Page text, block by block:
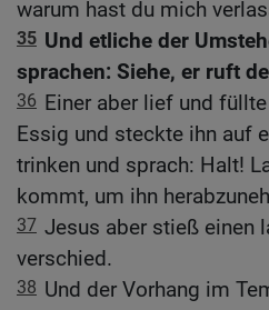
warum hast du mich
35 Und etliche der
sprachen: Siehe, er ruft
36 Einer aber lief und
Essig und steckte ihn auf
trinken und sprach: Halt!
kommt, um ihn
37 Jesus aber stieß einen
verschied.
38 Und der Vorhang im